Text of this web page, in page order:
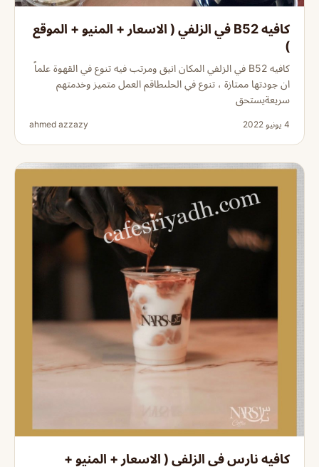
كافيه B52 في الزلفي ( الاسعار + المنيو + الموقع
)
كافيه B52 في الزلفي المكان انيق ومرتب فيه تنوع في القهوة علماً
ان جودتها ممتازة ، تنوع في الحلىطاقم العمل متميز وخدمتهم
سريعةيستحق
4 يونيو 2022 ahmed azzazy
كافيه نارس في الزلفي ( الاسعار + المنيو +